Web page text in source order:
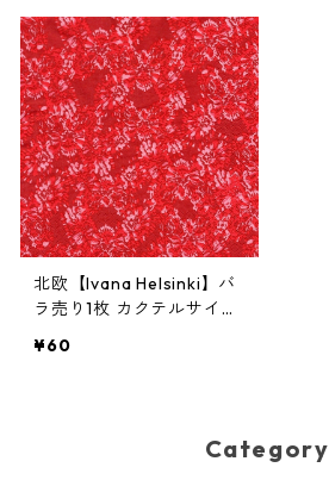
北欧【Ivana Helsinki】バ
ラ売り1枚 カクテルサイズ
FLY GARDEN レッド フィ
¥60
Category